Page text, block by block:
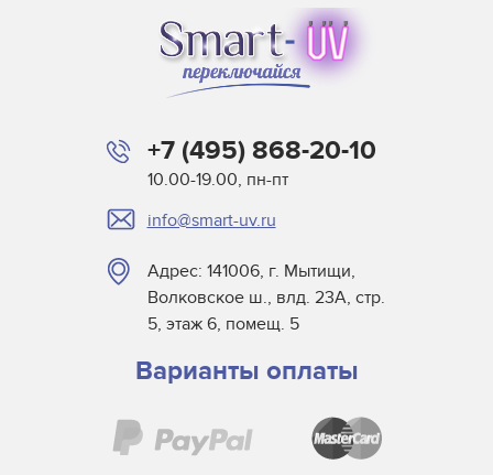
+7 (495) 868-20-10
10.00-19.00, пн-пт
info@smart-uv.ru
Адрес: 141006, г. Мытищи,
Волковское ш., влд. 23А, стр.
5, этаж 6, помещ. 5
Варианты оплаты